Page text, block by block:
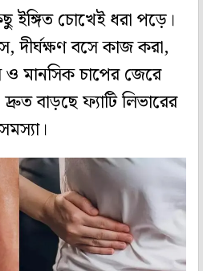
ইঙ্গিত চোখেই ধরা পড়ে।
দীর্ঘক্ষণ বসে কাজ করা,
ও মানসিক চাপের জেরে
বাড়ছে ফ্যাটি লিভারের
সমস্যা।